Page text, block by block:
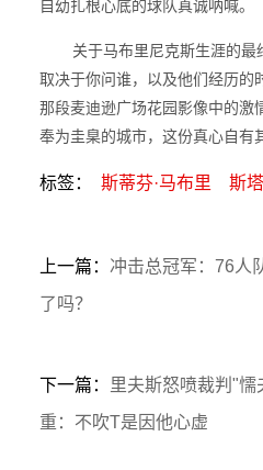
自幼扎根心底的球队真诚呐喊。
关于马布里尼克斯生涯的最
取决于你问谁，以及他们经历的
那段麦迪逊广场花园影像中的激
奉为圭臬的城市，这份真心自有
标签： 斯蒂芬·马布里 斯
上一篇： 冲击总冠军：76人
了吗？
下一篇：
里夫斯怒喷裁判"
重：不吹T是因他心虚